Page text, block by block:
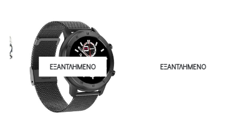
ΕΞΑΝΤΛΗΜΈΝΟ ΕΞΑΝΤΛΗΜΈΝΟ